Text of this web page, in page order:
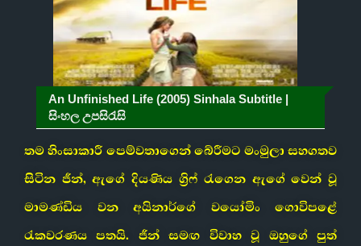
An Unfinished Life (2005) Sinhala Subtitle |
සිංහල උපසිරැසි
තම හිංසාකාරී පෙම්වතාගෙන් බේරීමට මංමුලා සහගතව
සිටින ජීන්, ඇගේ දියණිය ග්‍රිෆ් රැගෙන ඇගේ වෙන් වූ
මාමණ්ඩිය වන අයිනාර්ගේ වයෝමිං ගොවිපළේ
රැකවරණය පතයි. ජීන් සමඟ විවාහ වූ ඔහුගේ පුත්